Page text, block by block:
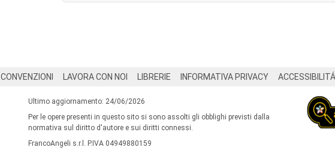
CONVENZIONI LAVORA CON NOI LIBRERIE INFORMATIVA PRIVACY ACCESSIBILITÁ
Ultimo aggiornamento: 24/06/2026
Per le opere presenti in questo sito si sono assolti gli obblighi previsti dalla
normativa sul diritto d'autore e sui diritti connessi.
FrancoAngeli s.r.l. P.IVA 04949880159